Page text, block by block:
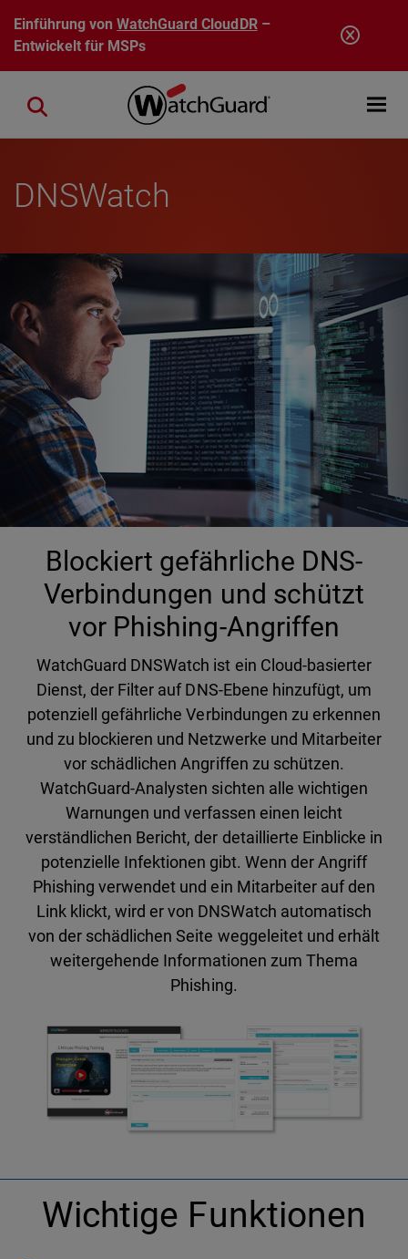
Direkt zum Inhalt
Einführung vonWatchGuard CloudDR–
Entwickelt für MSPs
Open
Close search
DNSWatch
Blockiert gefährliche DNS-
Verbindungen und schützt
vor Phishing-Angriffen
WatchGuard DNSWatch ist ein Cloud-basierter
Dienst, der Filter auf DNS-Ebene hinzufügt, um
potenziell gefährliche Verbindungen zu erkennen
und zu blockieren und Netzwerke und Mitarbeiter
vor schädlichen Angriffen zu schützen.
WatchGuard-Analysten sichten alle wichtigen
Warnungen und verfassen einen leicht
verständlichen Bericht, der detaillierte Einblicke in
potenzielle Infektionen gibt. Wenn der Angriff
Phishing verwendet und ein Mitarbeiter auf den
Link klickt, wird er von DNSWatch automatisch
von der schädlichen Seite weggeleitet und erhält
weitergehende Informationen zum Thema
Phishing.
Wichtige Funktionen